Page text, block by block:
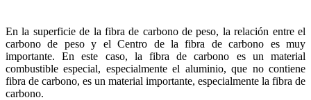
En la superficie de la fibra de carbono de peso, la relación entre el
carbono de peso y el Centro de la fibra de carbono es muy
importante. En este caso, la fibra de carbono es un material
combustible especial, especialmente el aluminio, que no contiene
fibra de carbono, es un material importante, especialmente la fibra de
carbono.